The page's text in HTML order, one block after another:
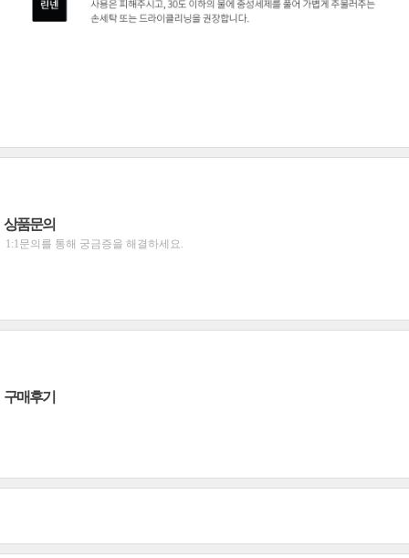
상품문의
1:1문의를 통해 궁금증을 해결하세요.
구매후기